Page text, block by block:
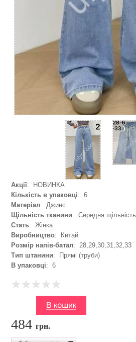
Акції: НОВИНКА
Кількість в упаковці: 6
Матеріал: Джинс
Щільність тканини: Середня щільність
Стать: Жінка
Виробництво: Китай
Розмір напів-батал: 28,29,30,31,32,33
Тип штанини: Прямі (труби)
В упаковці: 6
484грн.